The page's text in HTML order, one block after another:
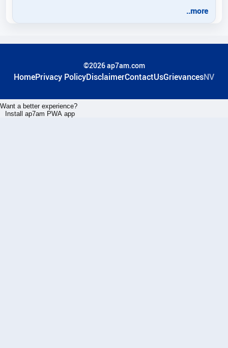
..more
©2026 ap7am.com
HomePrivacy PolicyDisclaimerContactUsGrievancesNV
Want a better experience?
Install ap7am PWA app